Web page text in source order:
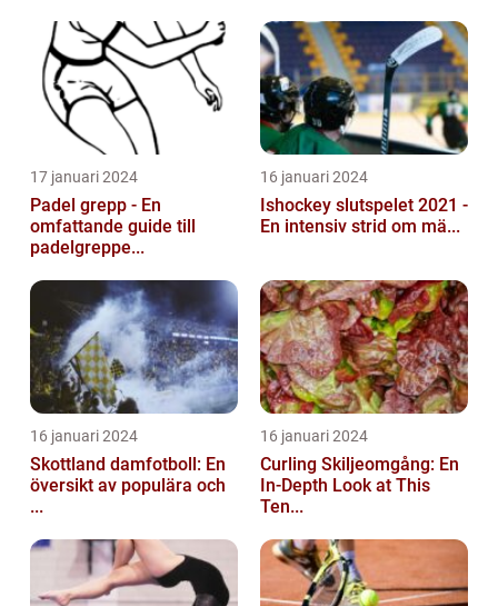
17 januari 2024
Padel grepp - En
omfattande guide till
padelgreppe...
16 januari 2024
Ishockey slutspelet 2021 -
En intensiv strid om mä...
16 januari 2024
Skottland damfotboll: En
översikt av populära och
...
16 januari 2024
Curling Skiljeomgång: En
In-Depth Look at This
Ten...